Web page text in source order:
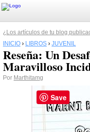
¿Los artículos de tu blog
INICIO › LIBROS › JUVENIL
Reseña: Un
Maravilloso
Por Marthitamg
Save